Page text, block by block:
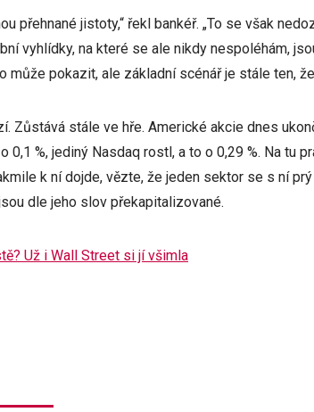
přehnané jistoty,“ řekl bankéř. „To se však
vyhlídky, na které se ale nikdy nespoléhám,
může pokazit, ale základní scénář je stále ten,
Zůstává stále ve hře. Americké akcie dnes
0,1 %, jediný Nasdaq rostl, a to o 0,29 %. Na tu
k ní dojde, vězte, že jeden sektor se s ní
dle jeho slov překapitalizované.
Už i Wall Street si jí všimla